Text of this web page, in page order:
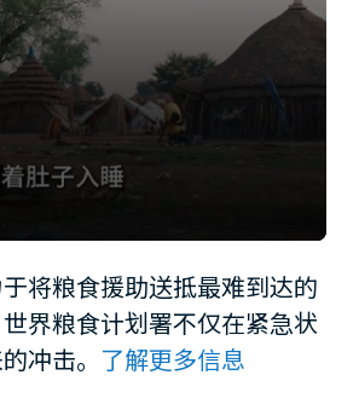
将粮食援助送抵最难到达的
界粮食计划署不仅在紧急状
冲击。 了解更多信息